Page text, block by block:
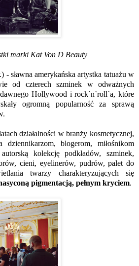
marki Kat Von D Beauty
- sławna amerykańska artystka tatuażu w
od czterech szminek w odważnych
Hollywood i rock`n`roll`a, które
ogromną popularność za sprawą
działalności w branży kosmetycznej,
dziennikarzom, blogerom, miłośnikom
kolekcję podkładów, szminek,
cieni, eyelinerów, pudrów, palet do
twarzy charakteryzujących się
pigmentacją, pełnym kryciem.